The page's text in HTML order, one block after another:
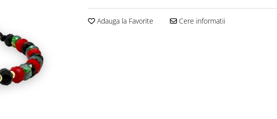
Adauga la Favorite Cere informatii